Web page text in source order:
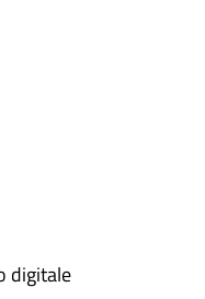
digitale